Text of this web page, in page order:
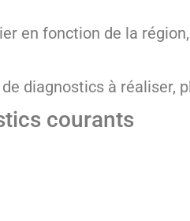
en fonction de la
diagnostics à réaliser,
courants